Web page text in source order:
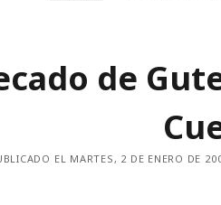
de
EL MARTES, 2 DE ENERO DE